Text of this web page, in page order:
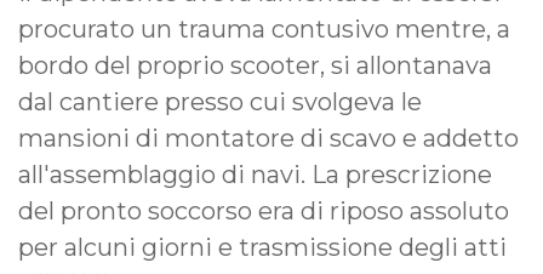
procurato un trauma contusivo mentre, a
bordo del proprio scooter, si allontanava
dal cantiere presso cui svolgeva le
mansioni di montatore di scavo e addetto
all'assemblaggio di navi. La prescrizione
del pronto soccorso era di riposo assoluto
per alcuni giorni e trasmissione degli atti